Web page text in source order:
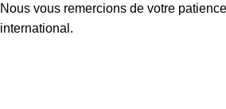
Nous vous remercions de votre
international.